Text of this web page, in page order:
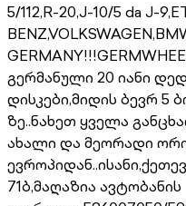
5/112,R-20,J-10/5 da J-
გერმანული 20 იანი
დისკები,მიდის ბევრ 5
ზე..ნახეთ ყველა
ახალი და მეორადი
71ბ,მაღაზია ავტობანის